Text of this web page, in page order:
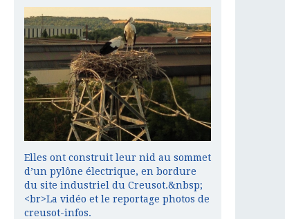
Elles ont construit leur nid au sommet
d’un pylône électrique, en bordure
du site industriel du Creusot.&nbsp;
<br>La vidéo et le reportage photos de
creusot-infos.